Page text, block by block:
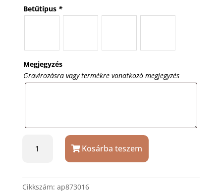
Betűtípus *
Megjegyzés
Gravírozásra vagy termékre vonatkozó megjegyzés
alakú
téglalap
Kosárba teszem
Cikkszám: ap873016